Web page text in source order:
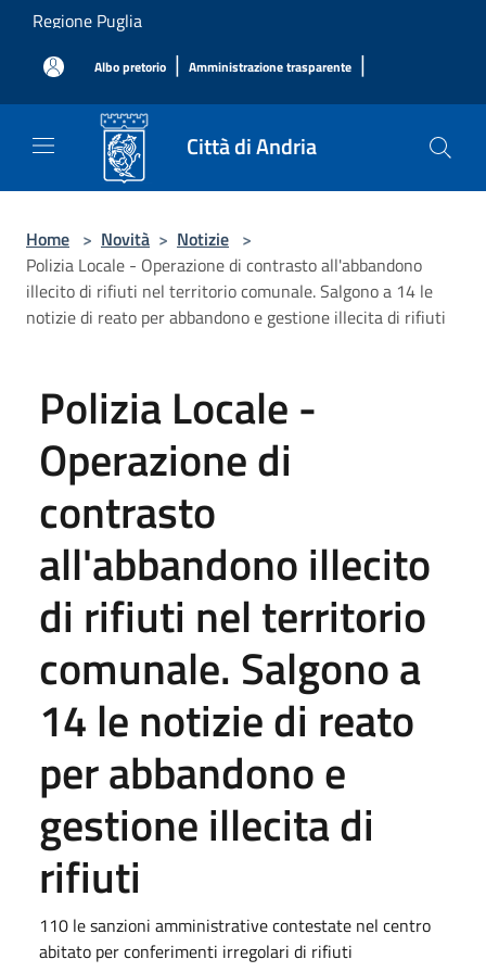
Salta al contenuto principale
Regione Puglia
Albo pretorio | Amministrazione trasparente |
Città di Andria
Home > Novità > Notizie >
Polizia Locale - Operazione di contrasto all'abbandono
illecito di rifiuti nel territorio comunale. Salgono a 14 le
notizie di reato per abbandono e gestione illecita di rifiuti
Polizia Locale -
Operazione di
contrasto
all'abbandono illecito
di rifiuti nel territorio
comunale. Salgono a
14 le notizie di reato
per abbandono e
gestione illecita di
rifiuti
110 le sanzioni amministrative contestate nel centro
abitato per conferimenti irregolari di rifiuti